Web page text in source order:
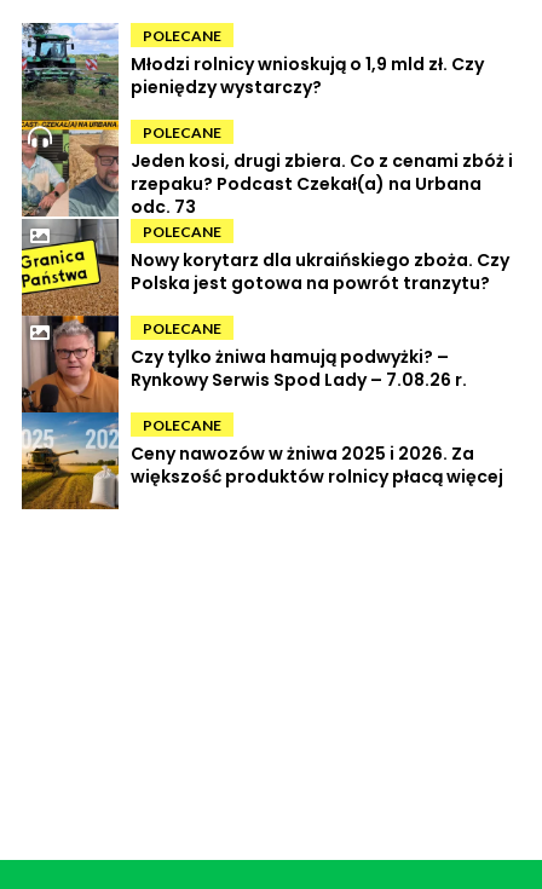
POLECANE
Młodzi rolnicy wnioskują o 1,9 mld zł. Czy
pieniędzy wystarczy?
POLECANE
Jeden kosi, drugi zbiera. Co z cenami zbóż i
rzepaku? Podcast Czekał(a) na Urbana
odc. 73
POLECANE
Nowy korytarz dla ukraińskiego zboża. Czy
Polska jest gotowa na powrót tranzytu?
POLECANE
Czy tylko żniwa hamują podwyżki? –
Rynkowy Serwis Spod Lady – 7.08.26 r.
POLECANE
Ceny nawozów w żniwa 2025 i 2026. Za
większość produktów rolnicy płacą więcej